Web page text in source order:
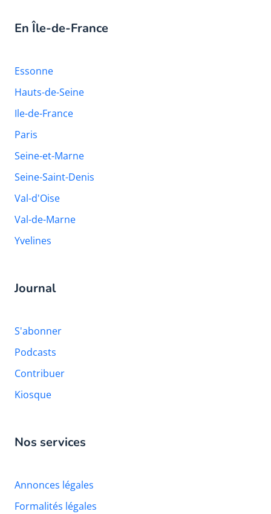
En Île-de-France
Essonne
Hauts-de-Seine
Ile-de-France
Paris
Seine-et-Marne
Seine-Saint-Denis
Val-d'Oise
Val-de-Marne
Yvelines
Journal
S'abonner
Podcasts
Contribuer
Kiosque
Nos services
Annonces légales
Formalités légales